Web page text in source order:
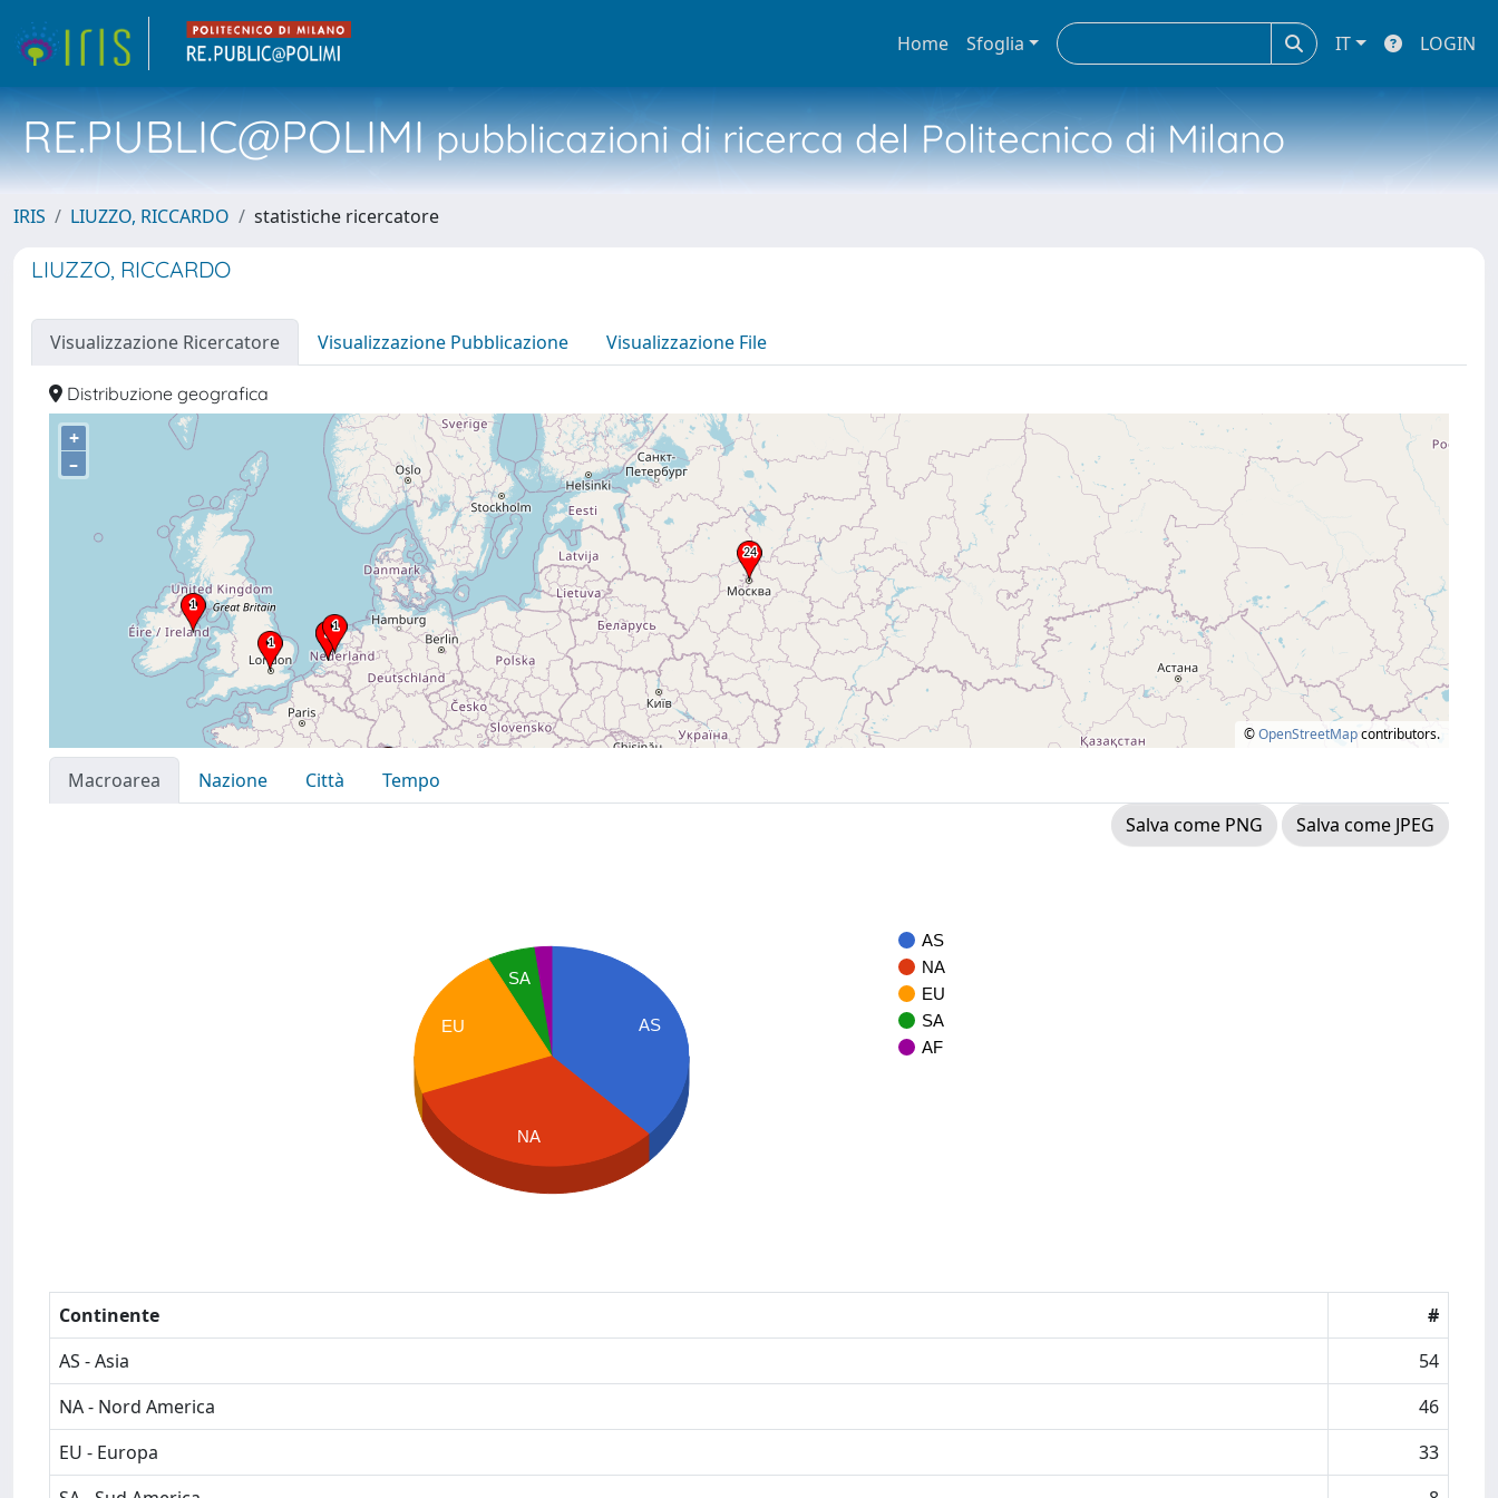
Home Sfoglia IT LOGIN
RE.PUBLIC@POLIMIpubblicazioni di ricerca del Politecnico di Milano
IRIS LIUZZO, RICCARDO statistiche ricercatore
LIUZZO, RICCARDO
Visualizzazione Ricercatore Visualizzazione Pubblicazione Visualizzazione File
Distribuzione geografica
+
–
©OpenStreetMapcontributors.
Macroarea Nazione Città
Tempo
Salva come PNG
Salva come JPEG
AS
NA
EU
SA
AF
AS
SA
EU
NA
Continente
#
AS - Asia
54
NA - Nord America
46
EU - Europa
33